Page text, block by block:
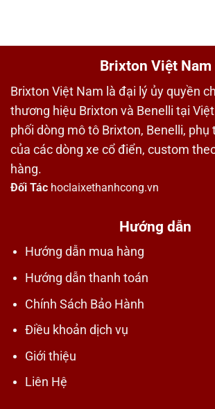
Brixton Việt Nam
Brixton Việt Nam là đại lý ủy quyền
thương hiệu Brixton và Benelli tại
phối dòng mô tô Brixton, Benelli, phụ
của các dòng xe cổ điển, custom
hàng.
Đối Tác hoclaixethanhcong.vn
Hướng dẫn
Hướng dẫn mua hàng
Hướng dẫn thanh toán
Chính Sách Bảo Hành
Điều khoản dịch vụ
Giới thiệu
Liên Hệ